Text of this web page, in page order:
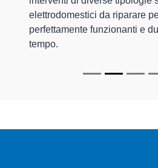
elettrodomestici da riparare
perfettamente funzionanti e
tempo.